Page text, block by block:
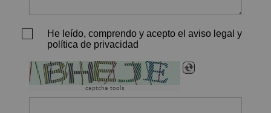
He leído, comprendo y acepto el aviso legal y
política de privacidad
captcha tools